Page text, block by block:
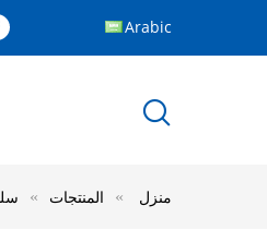
Arabic
منزل المنتجات